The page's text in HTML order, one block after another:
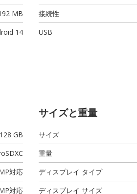
MB
14
接続性
USB
128 GB
対応
対応
サイズと重量
サイズ
重量
ディスプレイ タイプ
ディスプレイ サイズ